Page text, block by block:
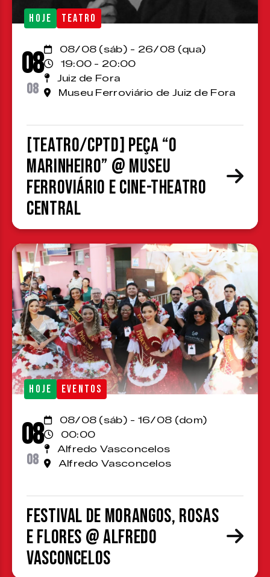
HOJE TEATRO
08
08
08/08 (sáb) - 26/08 (qua)
19:00 - 20:00
Juiz de Fora
Museu Ferroviário de Juiz de Fora
[TEATRO/CPTD] Peça “O
Marinheiro” @ Museu
Ferroviário e Cine-Theatro
Central
HOJE EVENTOS
08
08
08/08 (sáb) - 16/08 (dom)
00:00
Alfredo Vasconcelos
Alfredo Vasconcelos
Festival de Morangos, Rosas
e Flores @ Alfredo
Vasconcelos